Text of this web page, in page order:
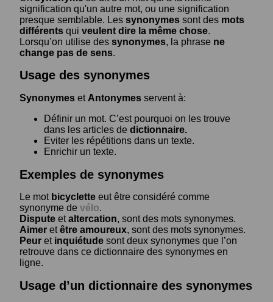
signification qu'un autre mot, ou une signification
presque semblable. Les synonymes sont des mots
différents qui veulent dire la même chose.
Lorsqu’on utilise des synonymes, la phrase ne
change pas de sens.
Usage des synonymes
Synonymes et Antonymes servent à:
Définir un mot. C’est pourquoi on les trouve
dans les articles de dictionnaire.
Eviter les répétitions dans un texte.
Enrichir un texte.
Exemples de synonymes
Le mot bicyclette eut être considéré comme
synonyme de vélo.
Dispute etaltercation, sont des mots synonymes.
Aimer etêtre amoureux, sont des mots synonymes.
Peur et inquiétude sont deux synonymes que l’on
retrouve dans ce dictionnaire des synonymes en
ligne.
Usage d’un dictionnaire des synonymes